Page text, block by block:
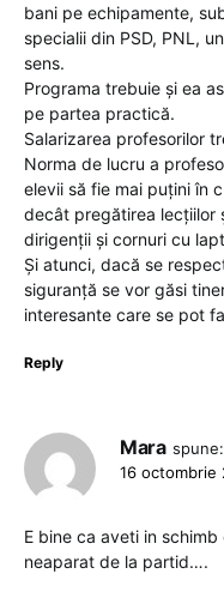
bani pe echipamente,
specialii din PSD, PNL,
sens.
Programa trebuie și ea
pe partea practică.
Salarizarea profesorilor
Norma de lucru a
elevii să fie mai puțini în
decât pregătirea lecțiilor
dirigenții și cornuri cu
Și atunci, dacă se
siguranță se vor găsi
interesante care se pot
Reply
Mara spune:
16 octombrie
E bine ca aveti in
neaparat de la partid….